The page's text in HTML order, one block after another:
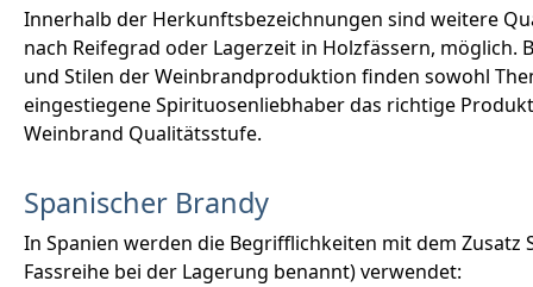
Innerhalb der Herkunftsbezeichnungen sind weitere
nach Reifegrad oder Lagerzeit in Holzfässern, möglich.
und Stilen der Weinbrandproduktion finden sowohl
eingestiegene Spirituosenliebhaber das richtige
Weinbrand Qualitätsstufe.
Spanischer Brandy
In Spanien werden die Begrifflichkeiten mit dem Zusatz
Fassreihe bei der Lagerung benannt) verwendet: